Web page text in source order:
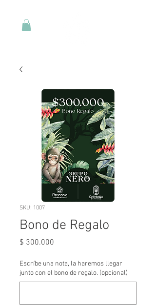
SKU: 1007
Bono de Regalo
$ 300.000
Escríbe una nota, la haremos llegar
junto con el bono de regalo. (opcional)